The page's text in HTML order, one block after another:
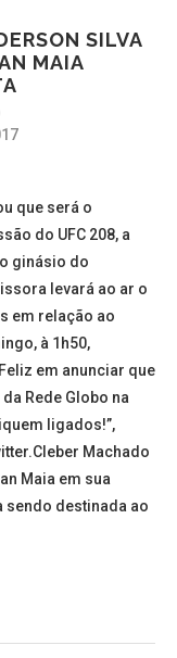
SILVA
MAIA
que será o
do UFC 208, a
ginásio do
levará ao ar o
em relação ao
à 1h50,
em anunciar que
Rede Globo na
ligados!”,
Machado
Maia em sua
sendo destinada ao